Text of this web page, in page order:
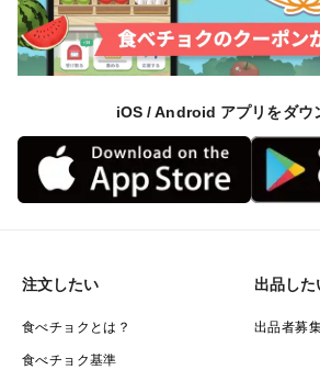
iOS / Android アプリをダウ
注文したい
食べチョクとは？
食べチョク基準
出品した
出品者募